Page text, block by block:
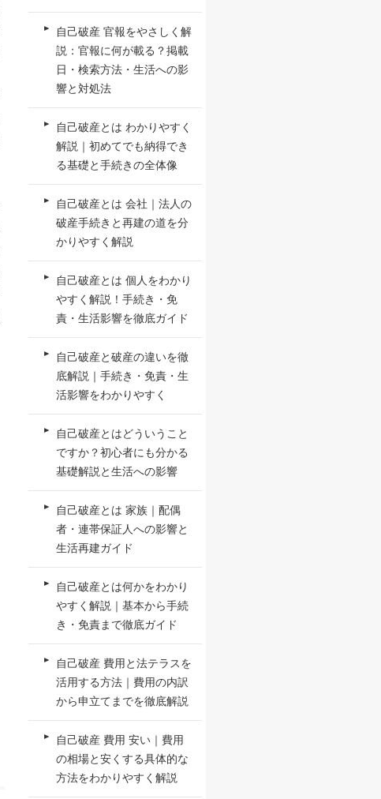
自己破産 官報をやさしく解
説：官報に何が載る？掲載
日・検索方法・生活への影
響と対処法
自己破産とは わかりやすく
解説｜初めてでも納得でき
る基礎と手続きの全体像
自己破産とは 会社｜法人の
破産手続きと再建の道を分
かりやすく解説
自己破産とは 個人をわかり
やすく解説！手続き・免
責・生活影響を徹底ガイド
自己破産と破産の違いを徹
底解説｜手続き・免責・生
活影響をわかりやすく
自己破産とはどういうこと
ですか？初心者にも分かる
基礎解説と生活への影響
自己破産とは 家族｜配偶
者・連帯保証人への影響と
生活再建ガイド
自己破産とは何かをわかり
やすく解説｜基本から手続
き・免責まで徹底ガイド
自己破産 費用と法テラスを
活用する方法｜費用の内訳
から申立てまでを徹底解説
自己破産 費用 安い｜費用
の相場と安くする具体的な
方法をわかりやすく解説